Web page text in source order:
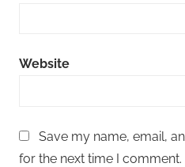
Website
Save my name, email,
for the next time I comment.